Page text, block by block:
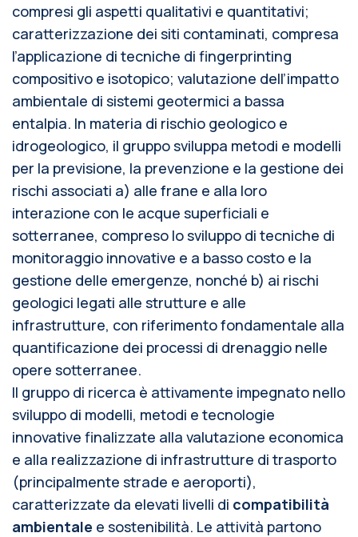
compresi gli aspetti qualitativi e quantitativi;
caratterizzazione dei siti contaminati, compresa
l’applicazione di tecniche di fingerprinting
compositivo e isotopico; valutazione dell’impatto
ambientale di sistemi geotermici a bassa
entalpia. In materia di rischio geologico e
idrogeologico, il gruppo sviluppa metodi e modelli
per la previsione, la prevenzione e la gestione dei
rischi associati a) alle frane e alla loro
interazione con le acque superficiali e
sotterranee, compreso lo sviluppo di tecniche di
monitoraggio innovative e a basso costo e la
gestione delle emergenze, nonché b) ai rischi
geologici legati alle strutture e alle
infrastrutture, con riferimento fondamentale alla
quantificazione dei processi di drenaggio nelle
opere sotterranee.
Il gruppo di ricerca è attivamente impegnato nello
sviluppo di modelli, metodi e tecnologie
innovative finalizzate alla valutazione economica
e alla realizzazione di infrastrutture di trasporto
(principalmente strade e aeroporti),
caratterizzate da elevati livelli di compatibilità
ambientale e sostenibilità. Le attività partono